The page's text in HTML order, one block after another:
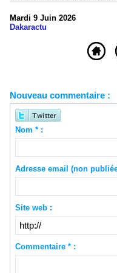
Mardi 9 Juin 2026
Dakaractu
Nouveau commentaire :
Nom * :
Adresse email (non
Site web :
Commentaire * :